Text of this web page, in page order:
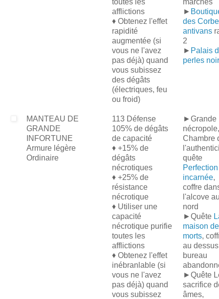
afflictions
♦ Obtenez l'effet
rapidité
augmentée (si
vous ne l'avez
pas déjà) quand
vous subissez
des dégâts
(électriques, feu
ou froid)
►
des
antivans
2
► Palais
perles
MANTEAU DE
GRANDE
INFORTUNE
Armure légère
Ordinaire
113 Défense
105% de dégâts
de capacité
♦ +15% de
dégâts
nécrotiques
♦ +25% de
résistance
nécrotique
♦ Utiliser une
capacité
nécrotique purifie
toutes les
afflictions
♦ Obtenez l'effet
inébranlable (si
vous ne l'avez
pas déjà) quand
vous subissez
►Grande
nécropole,
Chambre
quête
Perfection
incarnée,
coffre
l'alcove
nord
►Quête
maison
morts,
au
bureau
►Quête
sacrifice
âmes,